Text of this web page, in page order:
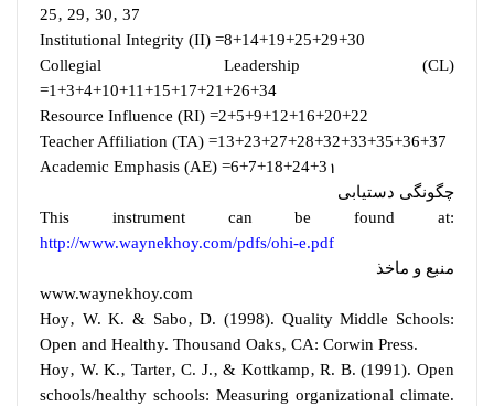
25‚ 29‚ 30‚ 37
Institutional Integrity (II) =8+14+19+25+29+30
Collegial Leadership (CL)
=1+3+4+10+11+15+17+21+26+34
Resource Influence (RI) =2+5+9+12+16+20+22
Teacher Affiliation (TA) =13+23+27+28+32+33+35+36+37
Academic Emphasis (AE) =6+7+18+24+3 1
چگونگی دستیابی
This instrument can be found at:
http://www.waynekhoy.com/pdfs/ohi-e.pdf
منبع و ماخذ
www.waynekhoy.com
Hoy‚ W. K. & Sabo‚ D. (1998). Quality Middle Schools:
Open and Healthy. Thousand Oaks‚ CA: Corwin Press.
Hoy‚ W. K.‚ Tarter‚ C. J.‚ & Kottkamp‚ R. B. (1991). Open
schools/healthy schools: Measuring organizational climate.